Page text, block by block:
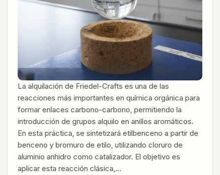
La alquilación de Friedel-Crafts es una de las
reacciones más importantes en química orgánica para
formar enlaces carbono-carbono, permitiendo la
introducción de grupos alquilo en anillos aromáticos.
En esta práctica, se sintetizará etilbenceno a partir de
benceno y bromuro de etilo, utilizando cloruro de
aluminio anhidro como catalizador. El objetivo es
aplicar esta reacción clásica,…